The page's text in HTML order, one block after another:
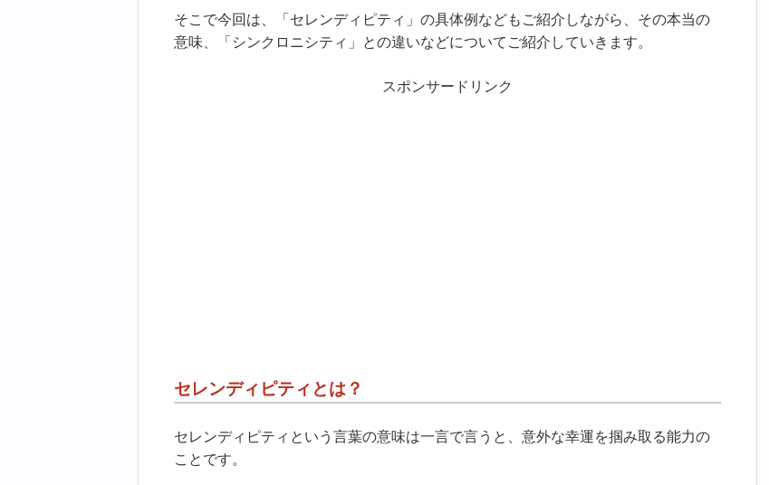
そこで今回は、「セレンディピティ」の具体例などもご紹介しながら、その本当の
意味、「シンクロニシティ」との違いなどについてご紹介していきます。
スポンサードリンク
セレンディピティとは？
セレンディピティという言葉の意味は一言で言うと、意外な幸運を掴み取る能力の
ことです。